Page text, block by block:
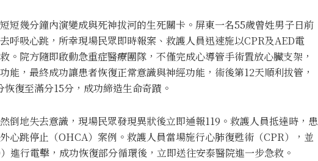
短幾分鐘內演變成與死神拔河的生死關卡。屏東一名55歲曾姓男子日前
呼吸心跳，所幸現場民眾即時報案、救護人員迅速施以CPR及AED電
。院方隨即啟動急重症醫療團隊，不僅完成心導管手術置放心臟支架，
能，最終成功讓患者恢復正常意識與神經功能，術後第12天順利拔管，
復至滿分15分，成功締造生命奇蹟。
倒地失去意識，現場民眾發現異狀後立即通報119。救護人員抵達時，患
心跳停止（OHCA）案例。救護人員當場施行心肺復甦術（CPR），並
進行電擊，成功恢復部分循環後，立即送往安泰醫院進一步急救。